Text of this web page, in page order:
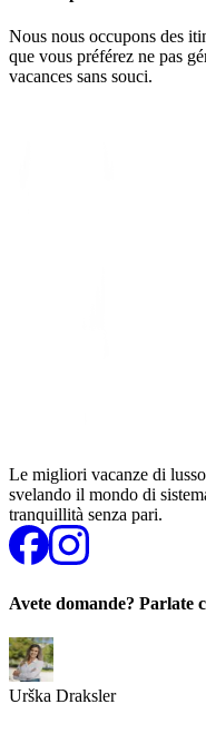
Nous nous occupons des
que vous préférez ne pas
vacances sans souci.
Le migliori vacanze di
svelando il mondo di
tranquillità senza pari.
Avete domande? Parlate
Urška Draksler